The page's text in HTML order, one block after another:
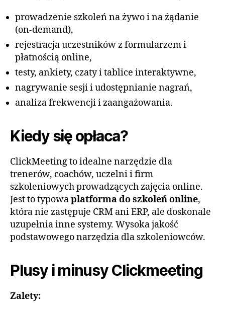
prowadzenie szkoleń na żywo i na żądanie
(on-demand),
rejestracja uczestników z formularzem i
płatnością online,
testy, ankiety, czaty i tablice interaktywne,
nagrywanie sesji i udostępnianie nagrań,
analiza frekwencji i zaangażowania.
Kiedy się opłaca?
ClickMeeting to idealne narzędzie dla
trenerów, coachów, uczelni i firm
szkoleniowych prowadzących zajęcia online.
Jest to typowaplatforma do szkoleń online,
która nie zastępuje CRM ani ERP, ale doskonale
uzupełnia inne systemy. Wysoka jakość
podstawowego narzędzia dla szkoleniowców.
Plusy i minusy Clickmeeting
Zalety: